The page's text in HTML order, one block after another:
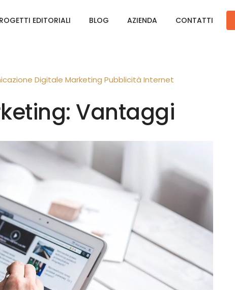
EDITORIALI BLOG AZIENDA CONTATTI
Digitale Marketing Pubblicità Internet
Vantaggi